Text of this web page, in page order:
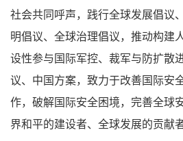
社会共同呼声，践行全球发展倡议
明倡议、全球治理倡议，推动构建
设性参与国际军控、裁军与防扩散
议、中国方案，致力于改善国际安
作，破解国际安全困境，完善全球
界和平的建设者、全球发展的贡献